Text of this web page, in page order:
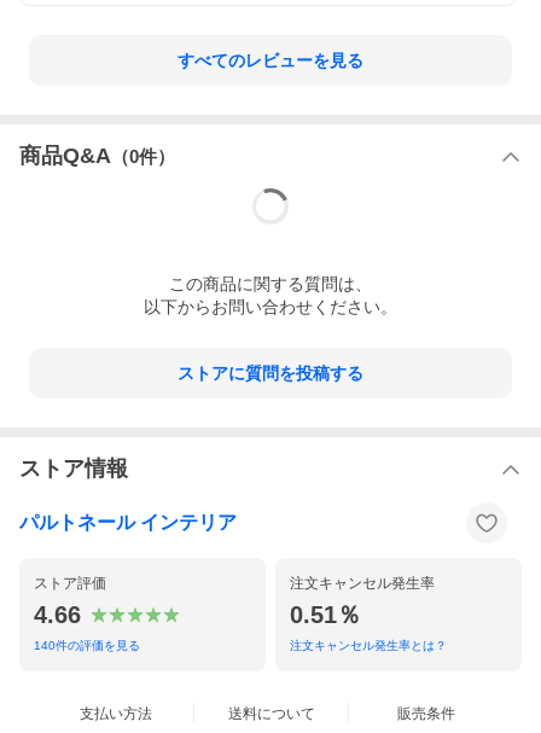
すべてのレビューを見る
商品Q&A （0件）
この商品に関する質問は、
以下からお問い合わせください。
ストアに質問を投稿する
ストア情報
パルトネール インテリア
ストア評価
4.66
140件の評価を見る
注文キャンセル発生率
0.51％
注文キャンセル発生率とは？
支払い方法 送料について 販売条件